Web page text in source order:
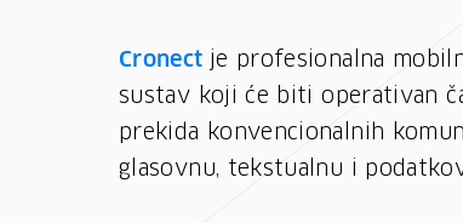
Cronect je profesionalna
sustav koji će biti operativan
prekida konvencionalnih
glasovnu, tekstualnu i